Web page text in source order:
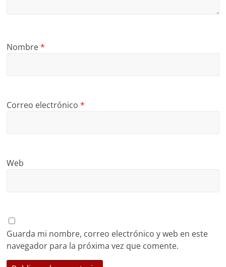
Nombre*
Correo electrónico*
Web
Guarda mi nombre, correo electrónico y web en este
navegador para la próxima vez que comente.